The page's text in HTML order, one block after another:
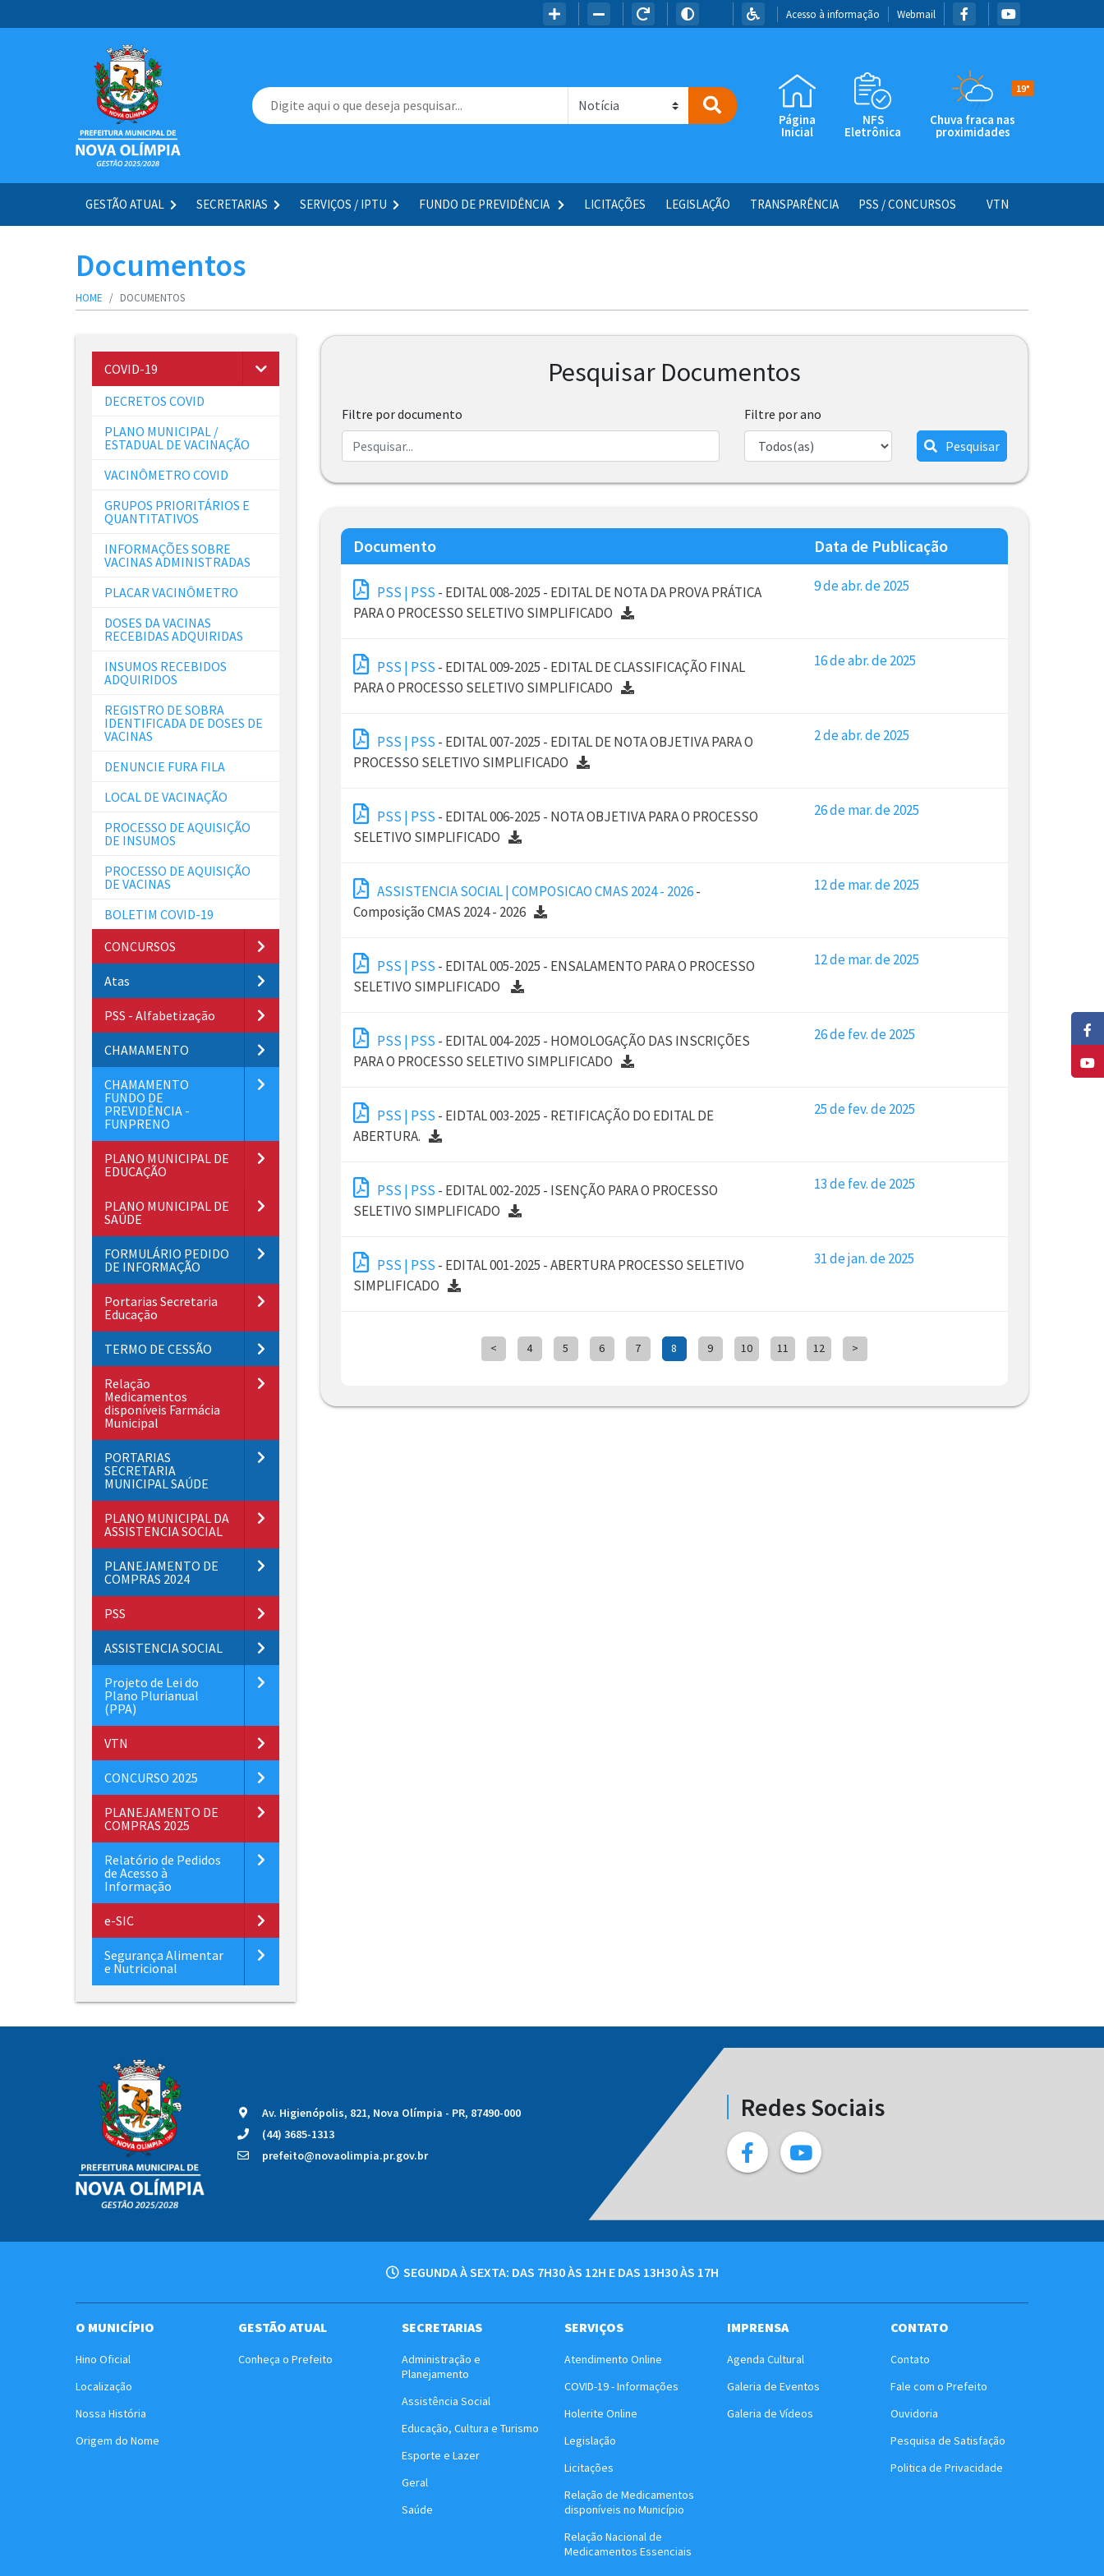
Acesso à informação Webmail
Página
Inicial
NFS
Eletrônica
19°
Chuva fraca nas
proximidades
GESTÃO ATUAL SECRETARIAS SERVIÇOS / IPTU FUNDO DE PREVIDÊNCIA LICITAÇÕES LEGISLAÇÃO TRANSPARÊNCIA PSS / CONCURSOS VTN
Documentos
HOME DOCUMENTOS
COVID-19
DECRETOS COVID
PLANO MUNICIPAL /
ESTADUAL DE VACINAÇÃO
VACINÔMETRO COVID
GRUPOS PRIORITÁRIOS E
QUANTITATIVOS
INFORMAÇÕES SOBRE
VACINAS ADMINISTRADAS
PLACAR VACINÔMETRO
DOSES DA VACINAS
RECEBIDAS ADQUIRIDAS
INSUMOS RECEBIDOS
ADQUIRIDOS
REGISTRO DE SOBRA
IDENTIFICADA DE DOSES DE
VACINAS
DENUNCIE FURA FILA
LOCAL DE VACINAÇÃO
PROCESSO DE AQUISIÇÃO
DE INSUMOS
PROCESSO DE AQUISIÇÃO
DE VACINAS
BOLETIM COVID-19
CONCURSOS
Atas
PSS - Alfabetização
CHAMAMENTO
CHAMAMENTO
FUNDO DE
PREVIDÊNCIA -
FUNPRENO
PLANO MUNICIPAL DE
EDUCAÇÃO
PLANO MUNICIPAL DE
SAÚDE
FORMULÁRIO PEDIDO
DE INFORMAÇÃO
Portarias Secretaria
Educação
TERMO DE CESSÃO
Relação
Medicamentos
disponíveis Farmácia
Municipal
PORTARIAS
SECRETARIA
MUNICIPAL SAÚDE
PLANO MUNICIPAL DA
ASSISTENCIA SOCIAL
PLANEJAMENTO DE
COMPRAS 2024
PSS
ASSISTENCIA SOCIAL
Projeto de Lei do
Plano Plurianual
(PPA)
VTN
CONCURSO 2025
PLANEJAMENTO DE
COMPRAS 2025
Relatório de Pedidos
de Acesso à
Informação
e-SIC
Segurança Alimentar
e Nutricional
Pesquisar Documentos
Filtre por documento
Filtre por ano
Pesquisar
Documento Data de Publicação
PSS | PSS - EDITAL 008-2025 - EDITAL DE NOTA DA PROVA PRÁTICA
PARA O PROCESSO SELETIVO SIMPLIFICADO
9 de abr. de 2025
PSS | PSS - EDITAL 009-2025 - EDITAL DE CLASSIFICAÇÃO FINAL
PARA O PROCESSO SELETIVO SIMPLIFICADO
16 de abr. de 2025
PSS | PSS - EDITAL 007-2025 - EDITAL DE NOTA OBJETIVA PARA O
PROCESSO SELETIVO SIMPLIFICADO
2 de abr. de 2025
PSS | PSS - EDITAL 006-2025 - NOTA OBJETIVA PARA O PROCESSO
SELETIVO SIMPLIFICADO
26 de mar. de 2025
ASSISTENCIA SOCIAL | COMPOSICAO CMAS 2024 - 2026-
Composição CMAS 2024 - 2026
12 de mar. de 2025
PSS | PSS - EDITAL 005-2025 - ENSALAMENTO PARA O PROCESSO
SELETIVO SIMPLIFICADO
12 de mar. de 2025
PSS | PSS - EDITAL 004-2025 - HOMOLOGAÇÃO DAS INSCRIÇÕES
PARA O PROCESSO SELETIVO SIMPLIFICADO
26 de fev. de 2025
PSS | PSS - EIDTAL 003-2025 - RETIFICAÇÃO DO EDITAL DE
ABERTURA.
25 de fev. de 2025
PSS | PSS - EDITAL 002-2025 - ISENÇÃO PARA O PROCESSO
SELETIVO SIMPLIFICADO
13 de fev. de 2025
PSS | PSS - EDITAL 001-2025 - ABERTURA PROCESSO SELETIVO
SIMPLIFICADO
31 de jan. de 2025
< 4 5 6 7 8 9 10 11 12 >
Av. Higienópolis, 821, Nova Olímpia - PR, 87490-000
(44) 3685-1313
prefeito@novaolimpia.pr.gov.br
Redes Sociais
SEGUNDA À SEXTA: DAS 7H30 ÀS 12H E DAS 13H30 ÀS 17H
O MUNICÍPIO
Hino Oficial
Localização
Nossa História
Origem do Nome
GESTÃO ATUAL
Conheça o Prefeito
SECRETARIAS
Administração e
Planejamento
Assistência Social
Educação, Cultura e Turismo
Esporte e Lazer
Geral
Saúde
SERVIÇOS
Atendimento Online
COVID-19 - Informações
Holerite Online
Legislação
Licitações
Relação de Medicamentos
disponíveis no Município
Relação Nacional de
Medicamentos Essenciais
IMPRENSA
Agenda Cultural
Galeria de Eventos
Galeria de Vídeos
CONTATO
Contato
Fale com o Prefeito
Ouvidoria
Pesquisa de Satisfação
Politica de Privacidade